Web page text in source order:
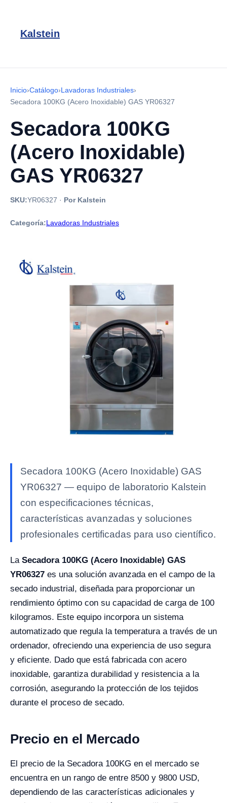
Kalstein
Inicio›Catálogo›Lavadoras Industriales›
Secadora 100KG (Acero Inoxidable) GAS YR06327
Secadora 100KG
(Acero Inoxidable)
GAS YR06327
SKU:YR06327 · Por Kalstein
Categoría:Lavadoras Industriales
Secadora 100KG (Acero Inoxidable) GAS
YR06327 — equipo de laboratorio Kalstein
con especificaciones técnicas,
características avanzadas y soluciones
profesionales certificadas para uso científico.
La Secadora 100KG (Acero Inoxidable) GAS
YR06327 es una solución avanzada en el campo de la
secado industrial, diseñada para proporcionar un
rendimiento óptimo con su capacidad de carga de 100
kilogramos. Este equipo incorpora un sistema
automatizado que regula la temperatura a través de un
ordenador, ofreciendo una experiencia de uso segura
y eficiente. Dado que está fabricada con acero
inoxidable, garantiza durabilidad y resistencia a la
corrosión, asegurando la protección de los tejidos
durante el proceso de secado.
Precio en el Mercado
El precio de la Secadora 100KG en el mercado se
encuentra en un rango de entre 8500 y 9800 USD,
dependiendo de las características adicionales y